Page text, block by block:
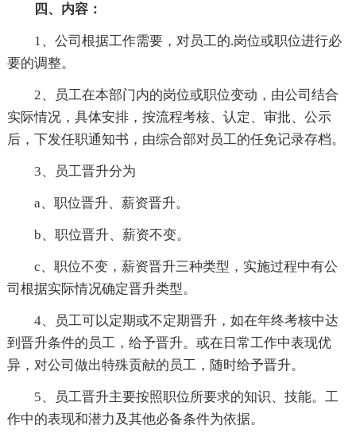
四、内容：
1、公司根据工作需要，对员工的.岗位或职位进行必
要的调整。
2、员工在本部门内的岗位或职位变动，由公司结合
实际情况，具体安排，按流程考核、认定、审批、公示
后，下发任职通知书，由综合部对员工的任免记录存档。
3、员工晋升分为
a、职位晋升、薪资晋升。
b、职位晋升、薪资不变。
c、职位不变，薪资晋升三种类型，实施过程中有公
司根据实际情况确定晋升类型。
4、员工可以定期或不定期晋升，如在年终考核中达
到晋升条件的员工，给予晋升。或在日常工作中表现优
异，对公司做出特殊贡献的员工，随时给予晋升。
5、员工晋升主要按照职位所要求的知识、技能。工
作中的表现和潜力及其他必备条件为依据。